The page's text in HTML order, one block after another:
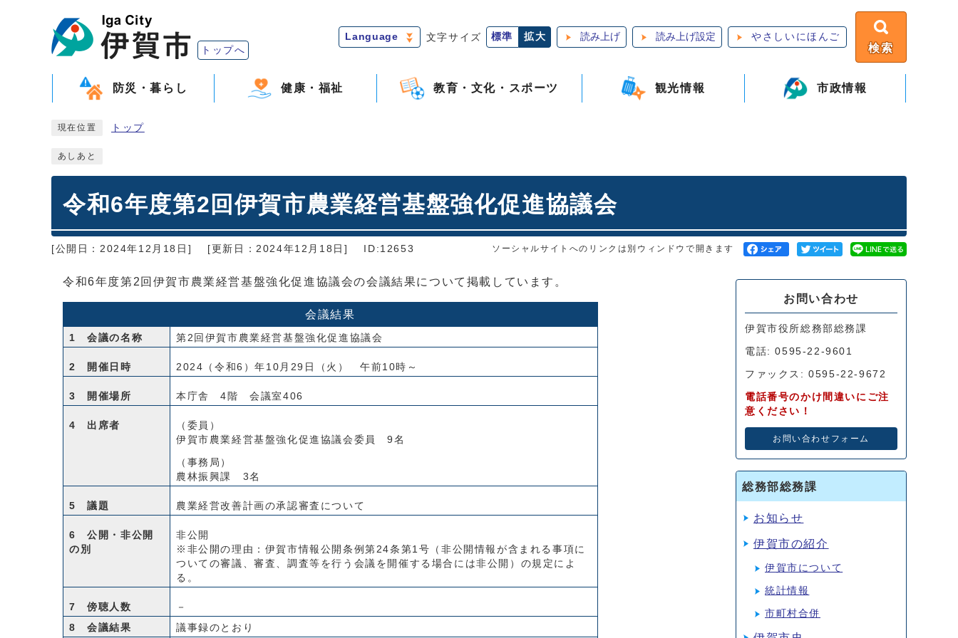
トップへ
Language 文字サイズ 標準 拡大 読み上げ 読み上げ設定 やさしいにほんご
検索
防災・暮らし 健康・福祉 教育・文化・スポーツ 観光情報 市政情報
現在位置 トップ
あしあと
令和6年度第2回伊賀市農業経営基盤強化促進協議会
[公開日：2024年12月18日] [更新日：2024年12月18日] ID:12653 ソーシャルサイトへのリンクは別ウィンドウで開きます
令和6年度第2回伊賀市農業経営基盤強化促進協議会の会議結果について掲載しています。
会議結果
1 会議の名称 第2回伊賀市農業経営基盤強化促進協議会
2 開催日時 2024（令和6）年10月29日（火） 午前10時～
3 開催場所 本庁舎 4階 会議室406
4 出席者
（委員）
伊賀市農業経営基盤強化促進協議会委員 9名
（事務局）
農林振興課 3名
5 議題 農業経営改善計画の承認審査について
6 公開・非公開
の別
非公開
※非公開の理由：伊賀市情報公開条例第24条第1号（非公開情報が含まれる事項に
ついての審議、審査、調査等を行う会議を開催する場合には非公開）の規定によ
る。
7 傍聴人数
－
8 会議結果
議事録のとおり
お問い合わせ
伊賀市役所総務部総務課
電話: 0595-22-9601
ファックス: 0595-22-9672
電話番号のかけ間違いにご注
意ください！
お問い合わせフォーム
総務部総務課
お知らせ
伊賀市の紹介
伊賀市について
統計情報
市町村合併